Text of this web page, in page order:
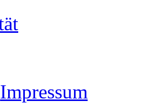
Impressum